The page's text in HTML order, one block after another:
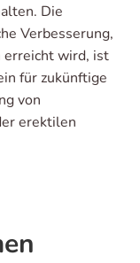
Die
Verbesserung,
erreicht wird, ist
für zukünftige
von
erektilen